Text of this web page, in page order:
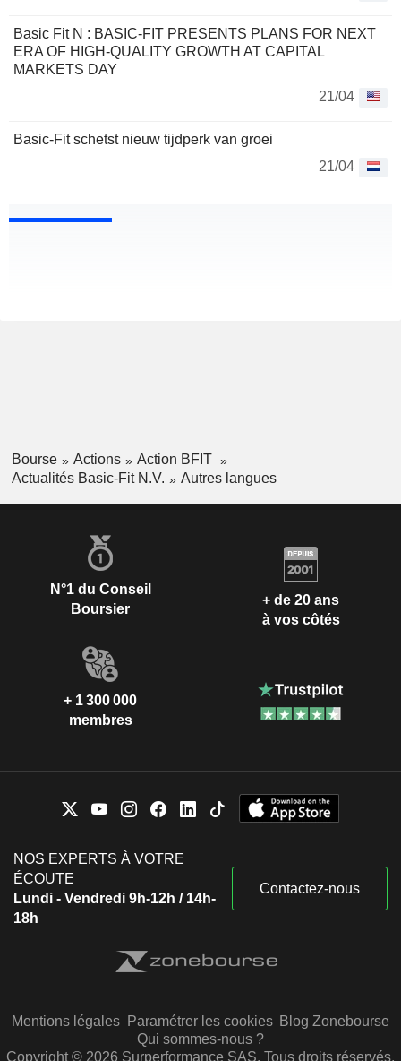
Basic Fit N : BASIC-FIT PRESENTS PLANS FOR NEXT
ERA OF HIGH-QUALITY GROWTH AT CAPITAL
MARKETS DAY
21/04
Basic-Fit schetst nieuw tijdperk van groei
21/04
Bourse Actions
Action BFIT
Actualités Basic-Fit N.V.
Autres langues
N°1 du Conseil
Boursier
+ de 20 ans
à vos côtés
+ 1 300 000
membres
NOS EXPERTS À VOTRE
ÉCOUTE
Lundi - Vendredi 9h-12h / 14h-
18h
Contactez-nous
Mentions légales Paramétrer les cookies Blog Zonebourse
Qui sommes-nous ?
Copyright © 2026 Surperformance SAS. Tous droits réservés.